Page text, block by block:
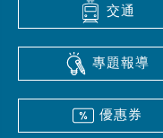
交通
專題報導
優惠券